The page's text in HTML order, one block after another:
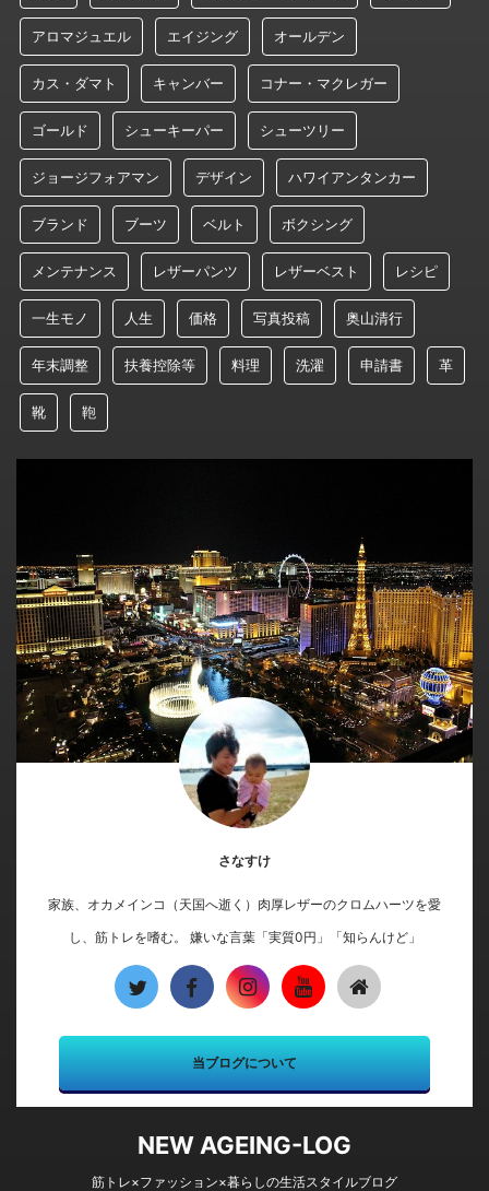
アロマジュエル エイジング オールデン
カス・ダマト キャンバー コナー・マクレガー
ゴールド シューキーパー シューツリー
ジョージフォアマン デザイン ハワイアンタンカー
ブランド ブーツ ベルト ボクシング
メンテナンス レザーパンツ レザーベスト レシピ
一生モノ 人生 価格 写真投稿 奥山清行
年末調整 扶養控除等 料理 洗濯 申請書 革
靴 鞄
さなすけ
家族、オカメインコ（天国へ逝く）肉厚レザーのクロムハーツを愛
し、筋トレを嗜む。 嫌いな言葉「実質0円」「知らんけど」
当ブログについて
NEW AGEING-LOG
筋トレ×ファッション×暮らしの生活スタイルブログ